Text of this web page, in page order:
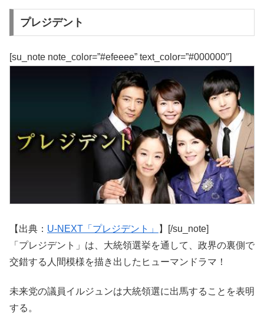
プレジデント
[su_note note_color=”#efeeee” text_color=”#000000″]
【出典： U-NEXT「プレジデント」
】[/su_note]
「プレジデント」は、大統領選挙を通して、政界の裏側で
交錯する人間模様を描き出したヒューマンドラマ！
未来党の議員イルジュンは大統領選に出馬することを表明
する。